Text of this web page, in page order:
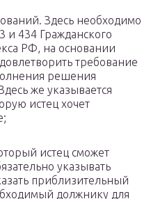
Здесь необходимо
и 434 Гражданского
РФ, на основании
требование
решения
же указывается
истец хочет
истец сможет
указывать
приблизительный
должнику для